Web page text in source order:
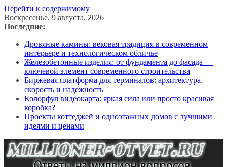
Перейти к содержимому
Воскресенье, 9 августа, 2026
Последние:
Дровяные камины: вековая традиция в современном
интерьере и технологическом обличье
Железобетонные изделия: от фундамента до фасада —
ключевой элемент современного строительства
Биржевая платформа для терминалов: архитектура,
скорость и надежность
Колорфул видеокарта: яркая сила или просто красивая
коробка?
Проекты коттеджей и одноэтажных домов с лучшими
идеями и ценами